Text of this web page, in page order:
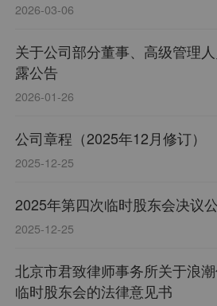
2026-03-06
关于公司部分董事、高级管理
露公告
2026-01-26
公司章程（2025年12月修订）
2025-12-25
2025年第四次临时股东会决议
2025-12-25
北京市君致律师事务所关于浪
临时股东会的法律意见书